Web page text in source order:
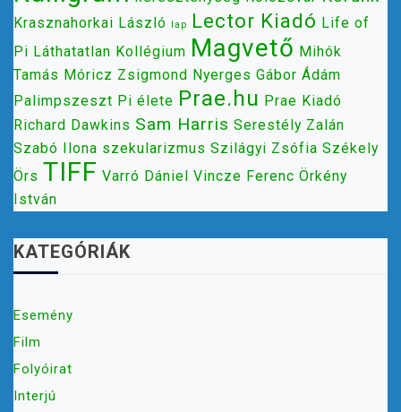
Krasznahorkai László lap Lector Kiadó Life of
Pi Láthatatlan Kollégium Magvető Mihók
Tamás Móricz Zsigmond Nyerges Gábor Ádám
Palimpszeszt Pi élete Prae.hu Prae Kiadó
Richard Dawkins Sam Harris Serestély Zalán
Szabó Ilona szekularizmus Szilágyi Zsófia Székely
Örs TIFF Varró Dániel Vincze Ferenc Örkény
István
KATEGÓRIÁK
Esemény
Film
Folyóirat
Interjú